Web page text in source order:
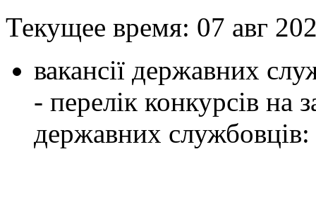
Текущее время: 07 авг
вакансії державних
- перелік конкурсів на
державних службовців: